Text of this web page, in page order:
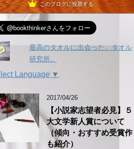
投げやリーマンのアフィリエイトな日々
KOKOブログ
崖っぷち母ちゃんのアフィリエイト挑戦日記！！
副業ネットビジネス
「アフィリエイトで稼げない」は卒業！本気で稼ぐための再入門
トト日記＠定年オヤジのハッピーライフ
このブログに投票する
最高のタオルに出会った。タオル
研究所。
Language ▼
2017/04/26
【小説家志望者必見】５
大文学新人賞について
（傾向・おすすめ受賞作
も紹介）